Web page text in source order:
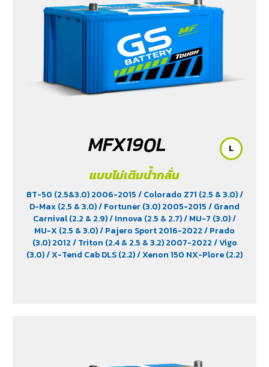
MFX190L
แบบไม่เติมน้ำกลั่น
BT-50 (2.5&3.0) 2006-2015/ Colorado Z71 (2.5 & 3.0)/
D-Max (2.5 & 3.0)/ Fortuner (3.0) 2005-2015/ Grand
Carnival (2.2 & 2.9)/ Innova (2.5 & 2.7)/ MU-7 (3.0)/
MU-X (2.5 & 3.0)/ Pajero Sport 2016-2022/ Prado
(3.0) 2012/ Triton (2.4 & 2.5 & 3.2) 2007-2022/ Vigo
(3.0)/ X-Tend Cab DLS (2.2)/ Xenon 150 NX-Plore (2.2)
L